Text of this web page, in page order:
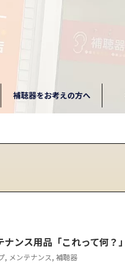
補聴器をお考えの方へ
ナンス用品「これって何？
, メンテナンス, 補聴器